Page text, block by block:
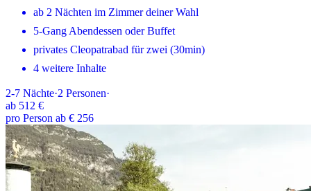
ab 2 Nächten im Zimmer deiner Wahl
5-Gang Abendessen oder Buffet
privates Cleopatrabad für zwei (30min)
4 weitere Inhalte
2-7 Nächte·2 Personen·
ab 512 €
pro Person ab € 256